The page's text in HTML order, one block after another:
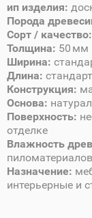
ип изделия:
Порода
Сорт / качество:
Толщина: 50 мм
Ширина:
Длина:
Конструкция:
Основа:
Поверхность:
отделке
Влажность
Назначение:
интерьерные и